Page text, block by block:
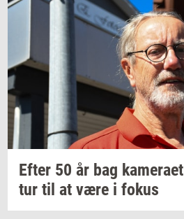
Efter 50 år bag ka­me­ra­et
tur til at være i fokus